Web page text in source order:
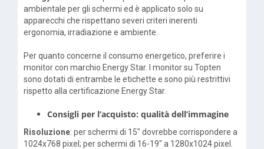
ambientale per gli schermi ed è applicato solo su
apparecchi che rispettano severi criteri inerenti
ergonomia, irradiazione e ambiente.
Per quanto concerne il consumo energetico, preferire i
monitor con marchio Energy Star. I monitor su Topten
sono dotati di entrambe le etichette e sono più restrittivi
rispetto alla certificazione Energy Star.
Consigli per l’acquisto: qualità dell’immagine
Risoluzione: per schermi di 15" dovrebbe corrispondere a
1024x768 pixel; per schermi di 16-19" a 1280x1024 pixel.